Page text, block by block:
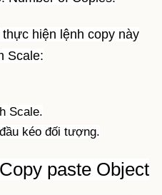
hiện lệnh copy này
Scale:
Scale.
kéo đối tượng.
paste Object